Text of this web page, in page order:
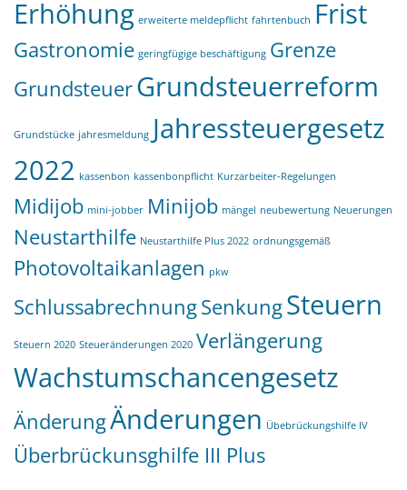
Erhöhung erweiterte meldepflicht fahrtenbuch Frist
Gastronomie geringfügige beschäftigung Grenze
GrundsteuerGrundsteuerreform
Grundstücke jahresmeldung Jahressteuergesetz
2022 kassenbon kassenbonpflicht Kurzarbeiter-Regelungen
Midijob mini-jobber Minijob mängel neubewertung Neuerungen
Neustarthilfe Neustarthilfe Plus 2022 ordnungsgemäß
Photovoltaikanlagen pkw
SchlussabrechnungSenkungSteuern
Steuern 2020 Steueränderungen 2020 Verlängerung
Wachstumschancengesetz
ÄnderungÄnderungen Übebrückungshilfe IV
Überbrückunsghilfe III Plus